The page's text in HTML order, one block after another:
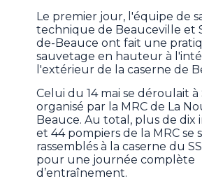
Le premier jour, l'équipe de
technique de Beauceville et
de-Beauce ont fait une
sauvetage en hauteur à
l'extérieur de la caserne de
Celui du 14 mai se déroulait
organisé par la MRC de La
Beauce. Au total, plus de
et 44 pompiers de la MRC se
rassemblés à la caserne du
pour une journée complète
d’entraînement.